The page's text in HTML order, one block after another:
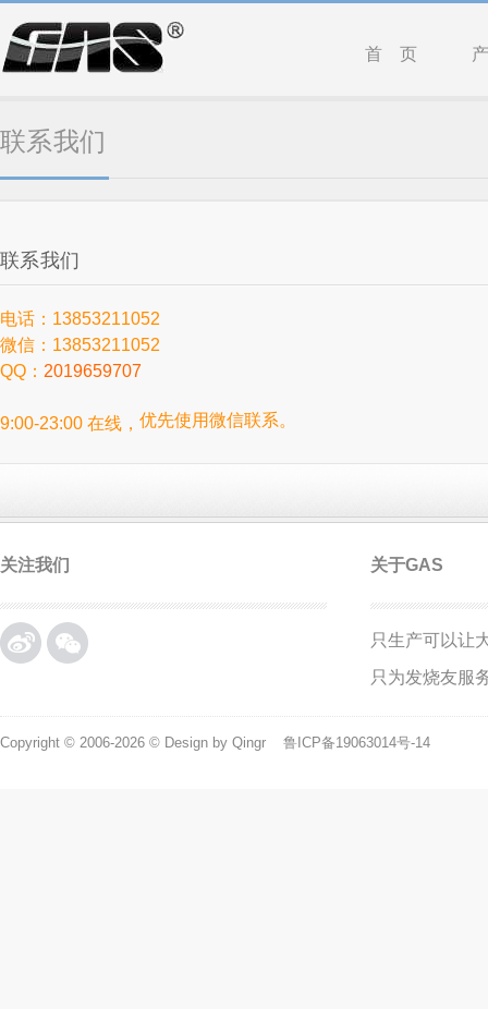
首 页
联系我们
联系我们
电话：13853211052
微信：13853211052
QQ： 2019659707
9:00-23:00 在线， 优先使用微信联系。
关注我们 关于GAS
只生产可以让
只为发烧友服
Copyright © 2006-2026 © Design by Qingr 鲁ICP备19063014号-14